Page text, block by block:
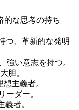
な思考の持ち
つ、革新的な発明
強い意志を持つ。
胆。
主義者。
ーダー。
者。